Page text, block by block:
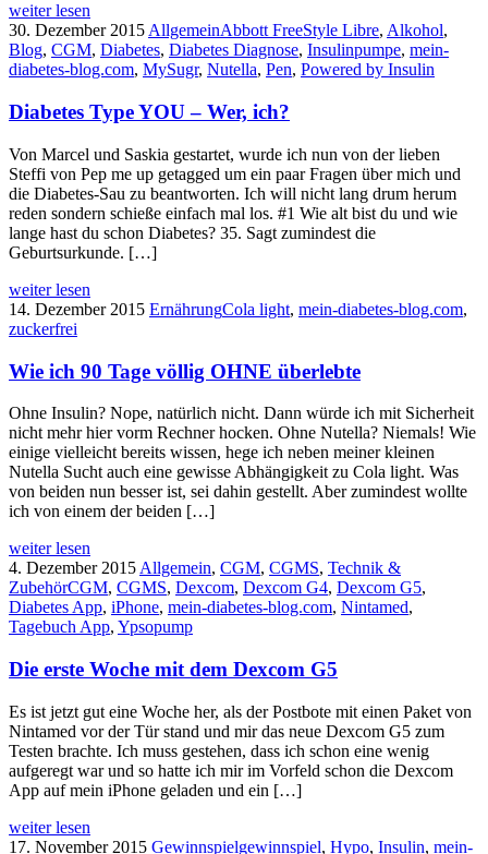
weiter lesen
30. Dezember 2015 AllgemeinAbbott FreeStyle Libre, Alkohol,
Blog, CGM, Diabetes, Diabetes Diagnose, Insulinpumpe, mein-
diabetes-blog.com, MySugr, Nutella, Pen, Powered by Insulin
Diabetes Type YOU – Wer, ich?
Von Marcel und Saskia gestartet, wurde ich nun von der lieben
Steffi von Pep me up getagged um ein paar Fragen über mich und
die Diabetes-Sau zu beantworten. Ich will nicht lang drum herum
reden sondern schieße einfach mal los. #1 Wie alt bist du und wie
lange hast du schon Diabetes? 35. Sagt zumindest die
Geburtsurkunde. […]
weiter lesen
14. Dezember 2015 ErnährungCola light, mein-diabetes-blog.com,
zuckerfrei
Wie ich 90 Tage völlig OHNE überlebte
Ohne Insulin? Nope, natürlich nicht. Dann würde ich mit Sicherheit
nicht mehr hier vorm Rechner hocken. Ohne Nutella? Niemals! Wie
einige vielleicht bereits wissen, hege ich neben meiner kleinen
Nutella Sucht auch eine gewisse Abhängigkeit zu Cola light. Was
von beiden nun besser ist, sei dahin gestellt. Aber zumindest wollte
ich von einem der beiden […]
weiter lesen
4. Dezember 2015 Allgemein, CGM, CGMS, Technik &
ZubehörCGM, CGMS, Dexcom, Dexcom G4, Dexcom G5,
Diabetes App, iPhone, mein-diabetes-blog.com, Nintamed,
Tagebuch App, Ypsopump
Die erste Woche mit dem Dexcom G5
Es ist jetzt gut eine Woche her, als der Postbote mit einen Paket von
Nintamed vor der Tür stand und mir das neue Dexcom G5 zum
Testen brachte. Ich muss gestehen, dass ich schon eine wenig
aufgeregt war und so hatte ich mir im Vorfeld schon die Dexcom
App auf mein iPhone geladen und ein […]
weiter lesen
17. November 2015 Gewinnspielgewinnspiel, Hypo, Insulin, mein-